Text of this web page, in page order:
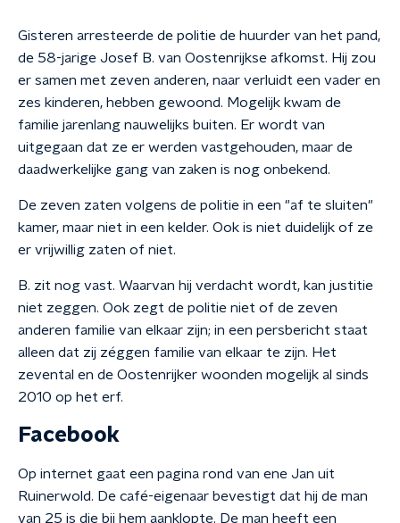
Gisteren arresteerde de politie de huurder van het pand,
de 58-jarige Josef B. van Oostenrijkse afkomst. Hij zou
er samen met zeven anderen, naar verluidt een vader en
zes kinderen, hebben gewoond. Mogelijk kwam de
familie jarenlang nauwelijks buiten. Er wordt van
uitgegaan dat ze er werden vastgehouden, maar de
daadwerkelijke gang van zaken is nog onbekend.
De zeven zaten volgens de politie in een "af te sluiten"
kamer, maar niet in een kelder. Ook is niet duidelijk of ze
er vrijwillig zaten of niet.
B. zit nog vast. Waarvan hij verdacht wordt, kan justitie
niet zeggen. Ook zegt de politie niet of de zeven
anderen familie van elkaar zijn; in een persbericht staat
alleen dat zij zéggen familie van elkaar te zijn. Het
zevental en de Oostenrijker woonden mogelijk al sinds
2010 op het erf.
Facebook
Op internet gaat een pagina rond van ene Jan uit
Ruinerwold. De café-eigenaar bevestigt dat hij de man
van 25 is die bij hem aanklopte. De man heeft een